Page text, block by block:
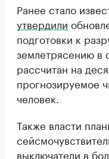
Ранее стало
утвердили
подготовки к
землетрясению в
рассчитан на
прогнозируемое
человек.
Также власти
выключатели в